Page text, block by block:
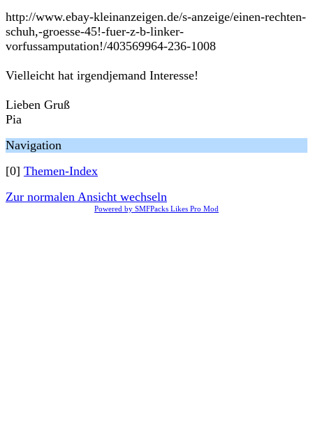
http://www.ebay-kleinanzeigen.de/s-anzeige/einen-rechten-
schuh,-groesse-45!-fuer-z-b-linker-
vorfussamputation!/403569964-236-1008
Vielleicht hat irgendjemand Interesse!
Lieben Gruß
Pia
Navigation
[0] Themen-Index
Zur normalen Ansicht wechseln
Powered by SMFPacks Likes Pro Mod